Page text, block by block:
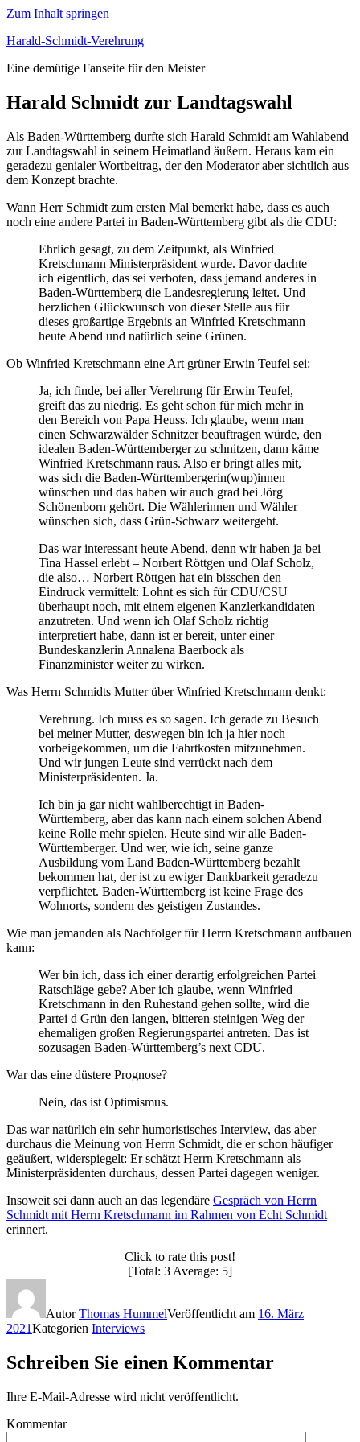
Zum Inhalt springen
Harald-Schmidt-Verehrung
Eine demütige Fanseite für den Meister
Harald Schmidt zur Landtagswahl
Als Baden-Württemberg durfte sich Harald Schmidt am Wahlabend
zur Landtagswahl in seinem Heimatland äußern. Heraus kam ein
geradezu genialer Wortbeitrag, der den Moderator aber sichtlich aus
dem Konzept brachte.
Wann Herr Schmidt zum ersten Mal bemerkt habe, dass es auch
noch eine andere Partei in Baden-Württemberg gibt als die CDU:
Ehrlich gesagt, zu dem Zeitpunkt, als Winfried
Kretschmann Ministerpräsident wurde. Davor dachte
ich eigentlich, das sei verboten, dass jemand anderes in
Baden-Württemberg die Landesregierung leitet. Und
herzlichen Glückwunsch von dieser Stelle aus für
dieses großartige Ergebnis an Winfried Kretschmann
heute Abend und natürlich seine Grünen.
Ob Winfried Kretschmann eine Art grüner Erwin Teufel sei:
Ja, ich finde, bei aller Verehrung für Erwin Teufel,
greift das zu niedrig. Es geht schon für mich mehr in
den Bereich von Papa Heuss. Ich glaube, wenn man
einen Schwarzwälder Schnitzer beauftragen würde, den
idealen Baden-Württemberger zu schnitzen, dann käme
Winfried Kretschmann raus. Also er bringt alles mit,
was sich die Baden-Württembergerin(wup)innen
wünschen und das haben wir auch grad bei Jörg
Schönenborn gehört. Die Wählerinnen und Wähler
wünschen sich, dass Grün-Schwarz weitergeht.
Das war interessant heute Abend, denn wir haben ja bei
Tina Hassel erlebt – Norbert Röttgen und Olaf Scholz,
die also… Norbert Röttgen hat ein bisschen den
Eindruck vermittelt: Lohnt es sich für CDU/CSU
überhaupt noch, mit einem eigenen Kanzlerkandidaten
anzutreten. Und wenn ich Olaf Scholz richtig
interpretiert habe, dann ist er bereit, unter einer
Bundeskanzlerin Annalena Baerbock als
Finanzminister weiter zu wirken.
Was Herrn Schmidts Mutter über Winfried Kretschmann denkt:
Verehrung. Ich muss es so sagen. Ich gerade zu Besuch
bei meiner Mutter, deswegen bin ich ja hier noch
vorbeigekommen, um die Fahrtkosten mitzunehmen.
Und wir jungen Leute sind verrückt nach dem
Ministerpräsidenten. Ja.
Ich bin ja gar nicht wahlberechtigt in Baden-
Württemberg, aber das kann nach einem solchen Abend
keine Rolle mehr spielen. Heute sind wir alle Baden-
Württemberger. Und wer, wie ich, seine ganze
Ausbildung vom Land Baden-Württemberg bezahlt
bekommen hat, der ist zu ewiger Dankbarkeit geradezu
verpflichtet. Baden-Württemberg ist keine Frage des
Wohnorts, sondern des geistigen Zustandes.
Wie man jemanden als Nachfolger für Herrn Kretschmann aufbauen
kann:
Wer bin ich, dass ich einer derartig erfolgreichen Partei
Ratschläge gebe? Aber ich glaube, wenn Winfried
Kretschmann in den Ruhestand gehen sollte, wird die
Partei d Grün den langen, bitteren steinigen Weg der
ehemaligen großen Regierungspartei antreten. Das ist
sozusagen Baden-Württemberg’s next CDU.
War das eine düstere Prognose?
Nein, das ist Optimismus.
Das war natürlich ein sehr humoristisches Interview, das aber
durchaus die Meinung von Herrn Schmidt, die er schon häufiger
geäußert, widerspiegelt: Er schätzt Herrn Kretschmann als
Ministerpräsidenten durchaus, dessen Partei dagegen weniger.
Insoweit sei dann auch an das legendäre Gespräch von Herrn
Schmidt mit Herrn Kretschmann im Rahmen von Echt Schmidt
erinnert.
Click to rate this post!
[Total: 3 Average: 5]
AutorThomas HummelVeröffentlicht am 16. März
2021Kategorien Interviews
Schreiben Sie einen Kommentar
Ihre E-Mail-Adresse wird nicht veröffentlicht.
Kommentar